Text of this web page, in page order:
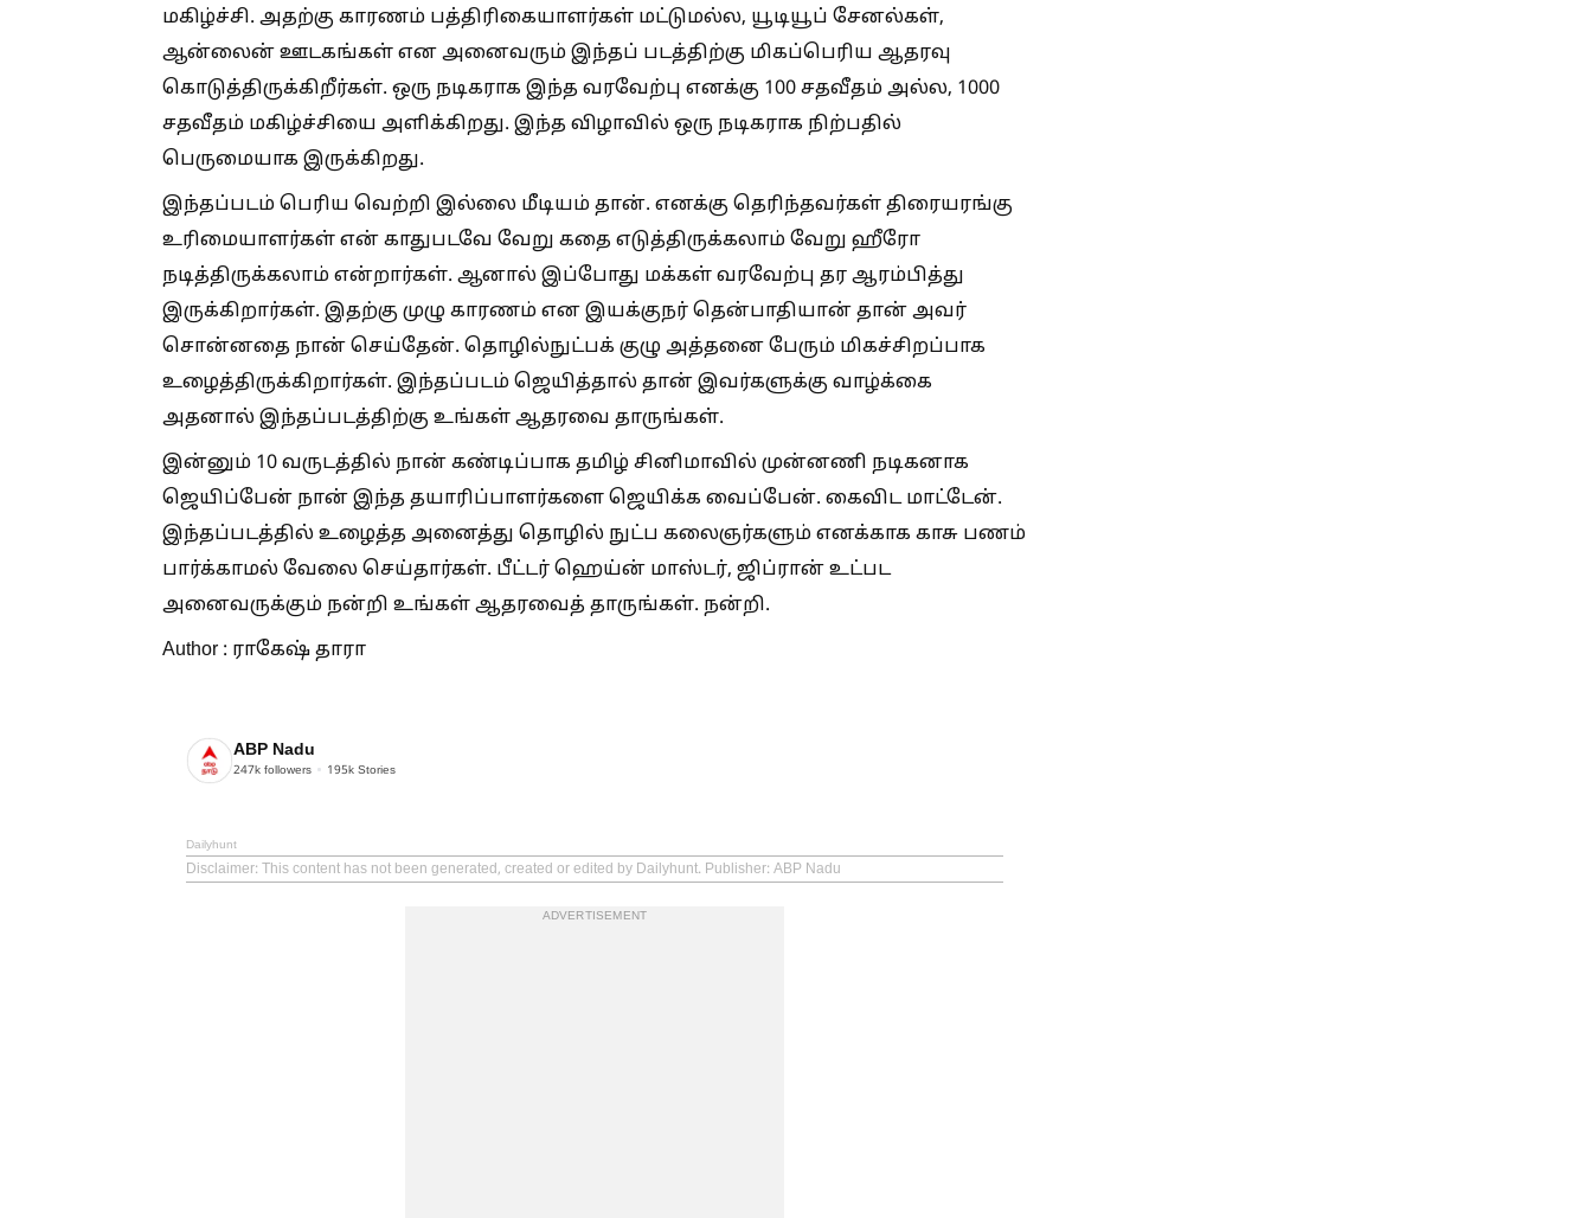
மகிழ்ச்சி. அதற்கு காரணம் பத்திரிகையாளர்கள் மட்டுமல்ல, யூடியூப் சேனல்கள்,
ஆன்லைன் ஊடகங்கள் என அனைவரும் இந்தப் படத்திற்கு மிகப்பெரிய ஆதரவு
கொடுத்திருக்கிறீர்கள். ஒரு நடிகராக இந்த வரவேற்பு எனக்கு 100 சதவீதம் அல்ல, 1000
சதவீதம் மகிழ்ச்சியை அளிக்கிறது. இந்த விழாவில் ஒரு நடிகராக நிற்பதில்
பெருமையாக இருக்கிறது.
இந்தப்படம் பெரிய வெற்றி இல்லை மீடியம் தான். எனக்கு தெரிந்தவர்கள் திரையரங்கு
உரிமையாளர்கள் என் காதுபடவே வேறு கதை எடுத்திருக்கலாம் வேறு ஹீரோ
நடித்திருக்கலாம் என்றார்கள். ஆனால் இப்போது மக்கள் வரவேற்பு தர ஆரம்பித்து
இருக்கிறார்கள். இதற்கு முழு காரணம் என இயக்குநர் தென்பாதியான் தான் அவர்
சொன்னதை நான் செய்தேன். தொழில்நுட்பக் குழு அத்தனை பேரும் மிகச்சிறப்பாக
உழைத்திருக்கிறார்கள். இந்தப்படம் ஜெயித்தால் தான் இவர்களுக்கு வாழ்க்கை
அதனால் இந்தப்படத்திற்கு உங்கள் ஆதரவை தாருங்கள்.
இன்னும் 10 வருடத்தில் நான் கண்டிப்பாக தமிழ் சினிமாவில் முன்னணி நடிகனாக
ஜெயிப்பேன் நான் இந்த தயாரிப்பாளர்களை ஜெயிக்க வைப்பேன். கைவிட மாட்டேன்.
இந்தப்படத்தில் உழைத்த அனைத்து தொழில் நுட்ப கலைஞர்களும் எனக்காக காசு பணம்
பார்க்காமல் வேலை செய்தார்கள். பீட்டர் ஹெய்ன் மாஸ்டர், ஜிப்ரான் உட்பட
அனைவருக்கும் நன்றி உங்கள் ஆதரவைத் தாருங்கள். நன்றி.
Author : ராகேஷ் தாரா
ABP Nadu
247k followers 195k Stories
Dailyhunt
Disclaimer: This content has not been generated, created or edited by Dailyhunt. Publisher: ABP Nadu
ADVERTISEMENT